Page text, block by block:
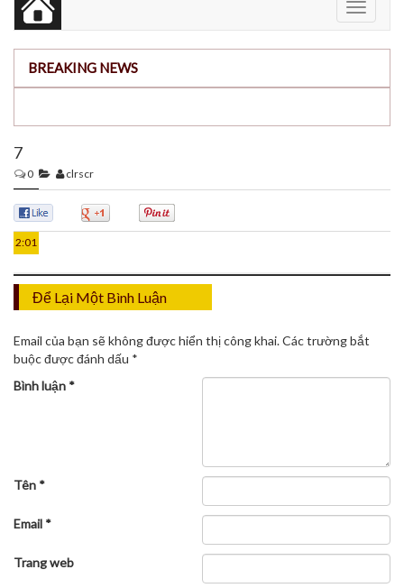
Toggle
BREAKING NEWS
7
0
clrscr
TH8
2:01
Để Lại Một Bình Luận
Email của bạn sẽ không được hiển thị công khai.Các trường bắt
buộc được đánh dấu *
Bình luận *
Tên *
Email *
Trang web